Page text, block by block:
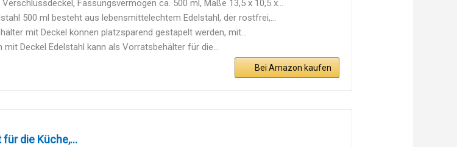
Fassungsvermögen ca. 500 ml, Maße 13,5 x 10,5 x...
500 ml besteht aus lebensmittelechtem Edelstahl, der rostfrei,...
mit Deckel können platzsparend gestapelt werden, mit...
Deckel Edelstahl kann als Vorratsbehälter für die...
Bei Amazon kaufen
für die Küche,...